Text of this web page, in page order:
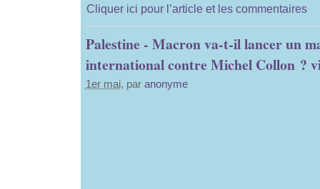
Cliquer ici pour l’article et les commentaires
Palestine - Macron va-t-il lancer un
international contre Michel Collon ?
1er mai, par anonyme